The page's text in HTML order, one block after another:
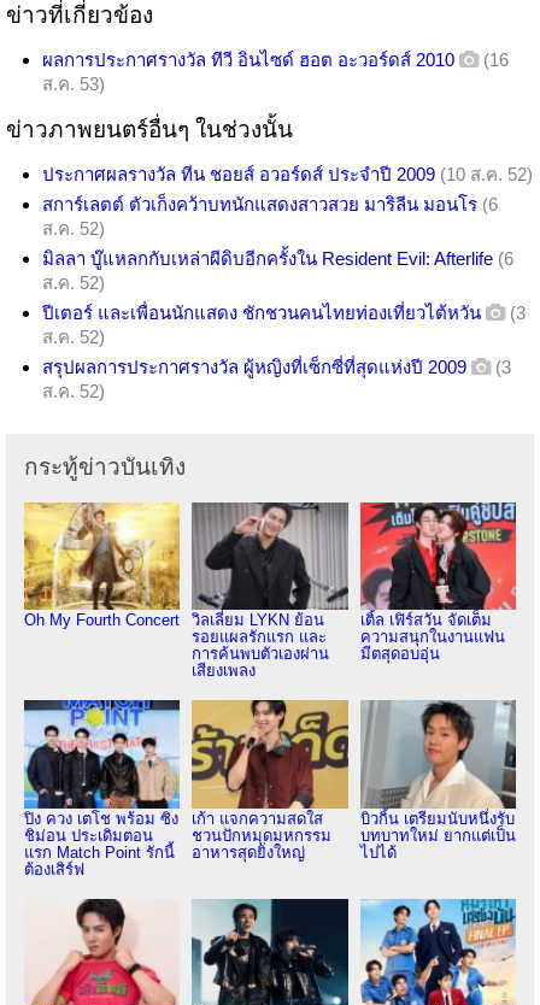
ข่าวที่เกี่ยวข้อง
ผลการประกาศรางวัล ทีวี อินไซด์ ฮอต อะวอร์ดส์ 2010
(16
ส.ค. 53)
ข่าวภาพยนตร์อื่นๆ ในช่วงนั้น
ประกาศผลรางวัล ทีน ชอยส์ อวอร์ดส์ ประจำปี 2009 (10 ส.ค. 52)
สการ์เลตต์ ตัวเก็งคว้าบทนักแสดงสาวสวย มาริลีน มอนโร (6
ส.ค. 52)
มิลลา บู๊แหลกกับเหล่าผีดิบอีกครั้งใน Resident Evil: Afterlife (6
ส.ค. 52)
ปีเตอร์ และเพื่อนนักแสดง ชักชวนคนไทยท่องเที่ยวไต้หวัน
(3
ส.ค. 52)
สรุปผลการประกาศรางวัล ผู้หญิงที่เซ็กซี่ที่สุดแห่งปี 2009
(3
ส.ค. 52)
กระทู้ข่าวบันเทิง
Oh My Fourth Concert
วิลเลี่ยม LYKN ย้อน
รอยแผลรักแรก และ
การค้นพบตัวเองผ่าน
เสียงเพลง
เติ้ล เฟิร์สวัน จัดเต็ม
ความสนุกในงานแฟน
มีตสุดอบอุ่น
ปิง ควง เตโช พร้อม ซิง
ชิม่อน ประเดิมตอน
แรก Match Point รักนี้
ต้องเสิร์ฟ
เก้า แจกความสดใส
ชวนปักหมุดมหกรรม
อาหารสุดยิ่งใหญ่
บิวกิ้น เตรียมนับหนึ่งรับ
บทบาทใหม่ ยากแต่เป็น
ไปได้